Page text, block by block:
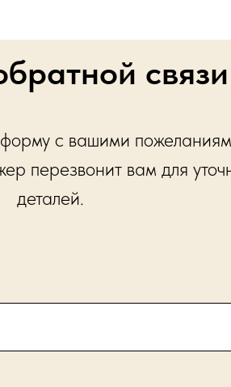
связи
с вашими
перезвонит вам для
деталей.